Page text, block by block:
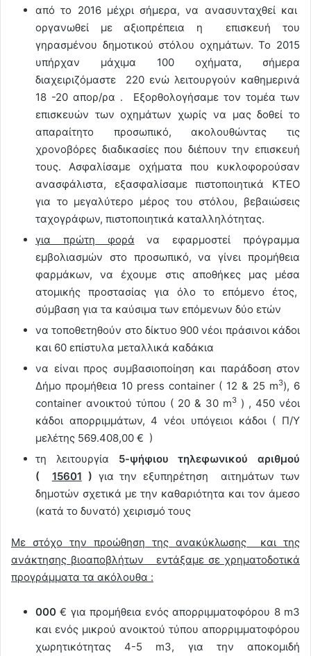
από το 2016 μέχρι σήμερα, να ανασυνταχθεί και
οργανωθεί με αξιοπρέπεια η επισκευή του
γηρασμένου δημοτικού στόλου οχημάτων. Το 2015
υπήρχαν μάχιμα 100 οχήματα, σήμερα
διαχειριζόμαστε 220 ενώ λειτουργούν καθημερινά
18 -20 απορ/ρα . Εξορθολογήσαμε τον τομέα των
επισκευών των οχημάτων χωρίς να μας δοθεί το
απαραίτητο προσωπικό, ακολουθώντας τις
χρονοβόρες διαδικασίες που διέπουν την επισκευή
τους. Ασφαλίσαμε οχήματα που κυκλοφορούσαν
ανασφάλιστα, εξασφαλίσαμε πιστοποιητικά ΚΤΕΟ
για το μεγαλύτερο μέρος του στόλου, βεβαιώσεις
ταχογράφων, πιστοποιητικά καταλληλότητας.
για πρώτη φορά να εφαρμοστεί πρόγραμμα
εμβολιασμών στο προσωπικό, να γίνει προμήθεια
φαρμάκων, να έχουμε στις αποθήκες μας μέσα
ατομικής προστασίας για όλο το επόμενο έτος,
σύμβαση για τα καύσιμα των επόμενων δύο ετών
να τοποθετηθούν στο δίκτυο 900 νέοι πράσινοι κάδοι
και 60 επίστυλα μεταλλικά καδάκια
να είναι προς συμβασιοποίηση και παράδοση στον
Δήμο προμήθεια 10 press container ( 12 & 25 m3), 6
container ανοικτού τύπου ( 20 & 30 m3 ) , 450 νέοι
κάδοι απορριμμάτων, 4 νέοι υπόγειοι κάδοι ( Π/Υ
μελέτης 569.408,00 € )
τη λειτουργία 5-ψήφιου τηλεφωνικού αριθμού
( 15601 ) για την εξυπηρέτηση αιτημάτων των
δημοτών σχετικά με την καθαριότητα και τον άμεσο
(κατά το δυνατό) χειρισμό τους
Με στόχο την προώθηση της ανακύκλωσης και της
ανάκτησης βιοαποβλήτων εντάξαμε σε χρηματοδοτικά
προγράμματα τα ακόλουθα :
000 € για προμήθεια ενός απορριμματοφόρου 8 m3
και ενός μικρού ανοικτού τύπου απορριμματοφόρου
χωρητικότητας 4-5 m3, για την αποκομιδή